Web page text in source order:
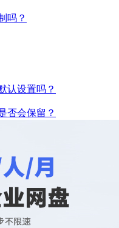
吗？
认设置吗？
否会保留？